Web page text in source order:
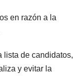
en razón a la
lista de candidatos,
y evitar la